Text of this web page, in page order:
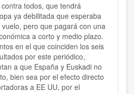
todos, que tendrá
ya debilitada que esperaba
pero que pagará con una
a corto y medio plazo.
en el que coinciden los seis
por este periódico,
a que España y Euskadi no
bien sea por el efecto directo
a EE UU, por el